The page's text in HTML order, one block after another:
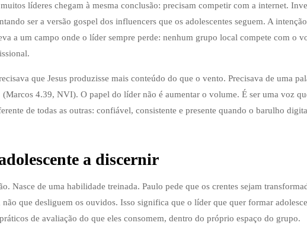
líderes chegam à mesma conclusão: precisam competir com a internet.
ser a versão gospel dos influencers que os adolescentes seguem. A
a um campo onde o líder sempre perde: nenhum grupo local compete com o
que Jesus produzisse mais conteúdo do que o vento. Precisava de uma
4.39, NVI). O papel do líder não é aumentar o volume. É ser uma voz
de todas as outras: confiável, consistente e presente quando o barulho
a discernir
Nasce de uma habilidade treinada. Paulo pede que os crentes sejam
que desliguem os ouvidos. Isso significa que o líder que quer formar
de avaliação do que eles consomem, dentro do próprio espaço do grupo.